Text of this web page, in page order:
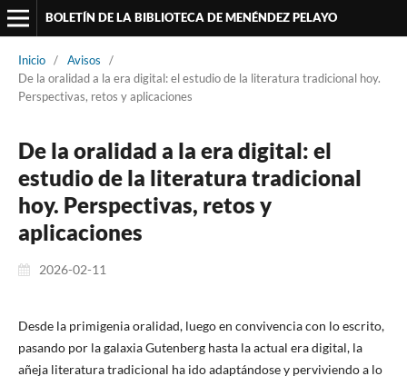
BOLETÍN DE LA BIBLIOTECA DE MENÉNDEZ PELAYO
Inicio / Avisos
/
De la oralidad a la era digital: el estudio de la literatura tradicional hoy.
Perspectivas, retos y aplicaciones
De la oralidad a la era digital: el
estudio de la literatura tradicional
hoy. Perspectivas, retos y
aplicaciones
2026-02-11
Desde la primigenia oralidad, luego en convivencia con lo escrito,
pasando por la galaxia Gutenberg hasta la actual era digital, la
añeja literatura tradicional ha ido adaptándose y perviviendo a lo